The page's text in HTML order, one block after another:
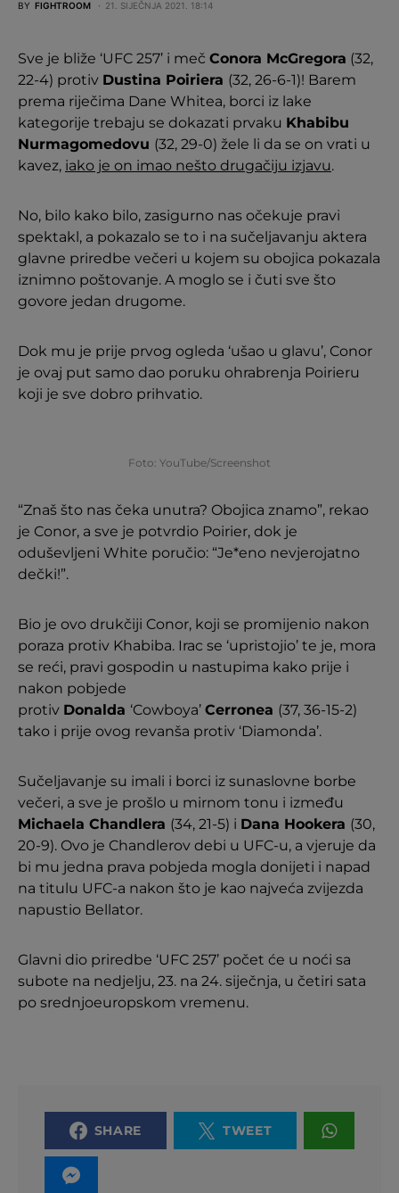
BY FIGHTROOM 21. SIJEČNJA 2021. 18:14
Sve je bliže ‘UFC 257’ i meč Conora McGregora (32,
22-4) protiv Dustina Poiriera (32, 26-6-1)! Barem
prema riječima Dane Whitea, borci iz lake
kategorije trebaju se dokazati prvaku Khabibu
Nurmagomedovu (32, 29-0) žele li da se on vrati u
kavez, iako je on imao nešto drugačiju izjavu.
No, bilo kako bilo, zasigurno nas očekuje pravi
spektakl, a pokazalo se to i na sučeljavanju aktera
glavne priredbe večeri u kojem su obojica pokazala
iznimno poštovanje. A moglo se i čuti sve što
govore jedan drugome.
Dok mu je prije prvog ogleda ‘ušao u glavu’, Conor
je ovaj put samo dao poruku ohrabrenja Poirieru
koji je sve dobro prihvatio.
Foto: YouTube/Screenshot
“Znaš što nas čeka unutra? Obojica znamo”, rekao
je Conor, a sve je potvrdio Poirier, dok je
oduševljeni White poručio: “Je*eno nevjerojatno
dečki!”.
Bio je ovo drukčiji Conor, koji se promijenio nakon
poraza protiv Khabiba. Irac se ‘upristojio’ te je, mora
se reći, pravi gospodin u nastupima kako prije i
nakon pobjede
protiv Donalda ‘Cowboya’ Cerronea (37, 36-15-2)
tako i prije ovog revanša protiv ‘Diamonda’.
Sučeljavanje su imali i borci iz sunaslovne borbe
večeri, a sve je prošlo u mirnom tonu i između
Michaela Chandlera (34, 21-5) i Dana Hookera (30,
20-9). Ovo je Chandlerov debi u UFC-u, a vjeruje da
bi mu jedna prava pobjeda mogla donijeti i napad
na titulu UFC-a nakon što je kao najveća zvijezda
napustio Bellator.
Glavni dio priredbe ‘UFC 257’ počet će u noći sa
subote na nedjelju, 23. na 24. siječnja, u četiri sata
po srednjoeuropskom vremenu.
SHARE TWEET